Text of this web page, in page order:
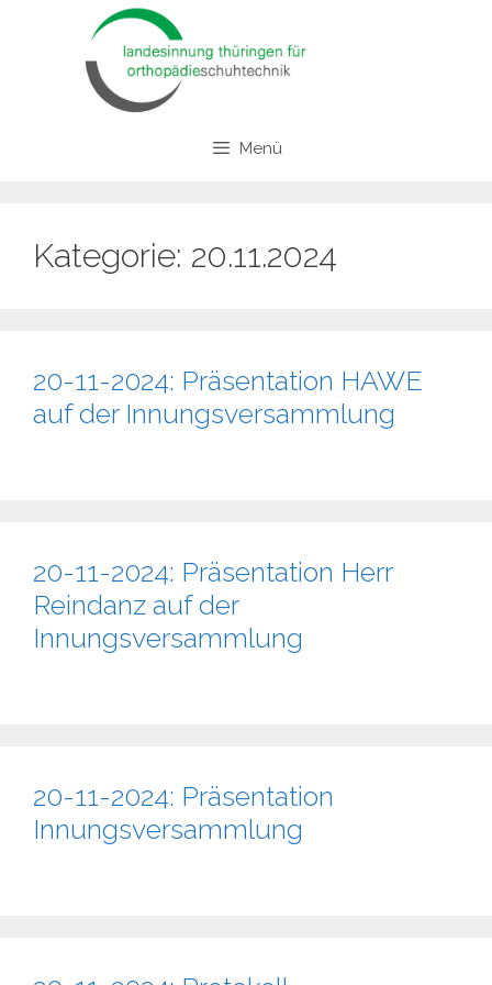
Menü
Kategorie: 20.11.2024
20-11-2024: Präsentation HAWE
auf der Innungsversammlung
20-11-2024: Präsentation Herr
Reindanz auf der
Innungsversammlung
20-11-2024: Präsentation
Innungsversammlung